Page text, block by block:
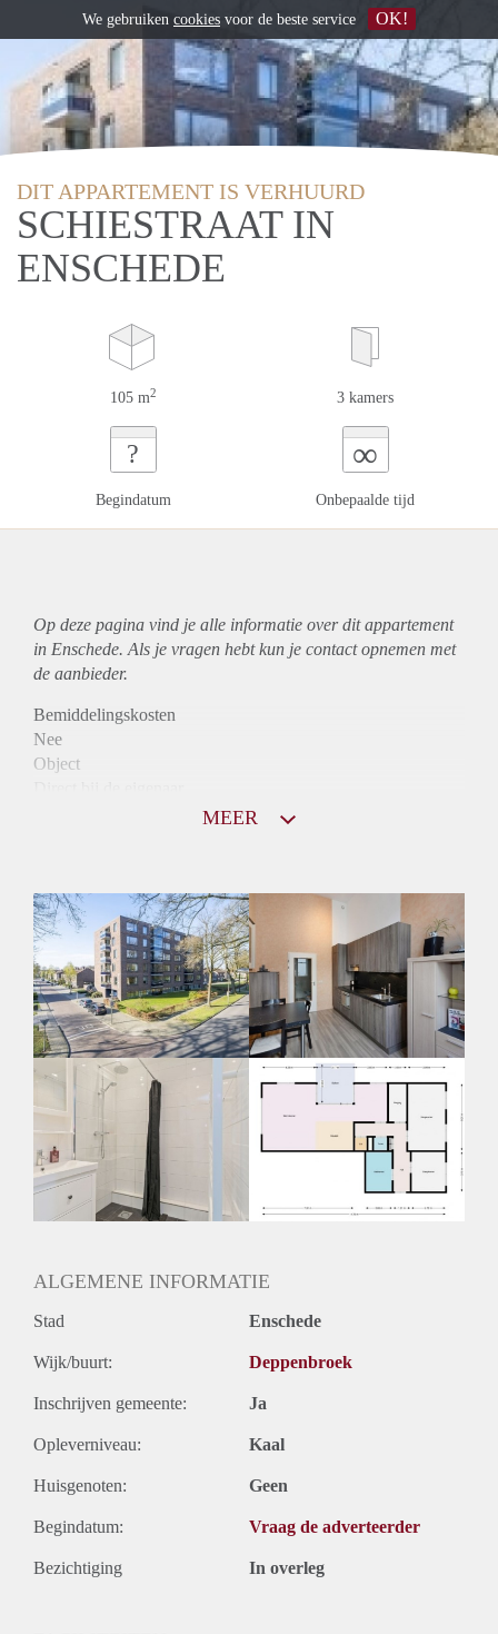
DIT APPARTEMENT IS VERHUURD
SCHIESTRAAT IN
ENSCHEDE
105 m2 3 kamers
?
Begindatum
∞
Onbepaalde tijd
Op deze pagina vind je alle informatie over ditappartement
in Enschede. Als je vragen hebt kun je contact opnemen met
de aanbieder.
Bemiddelingskosten
Nee
Object
Huurtoeslag
Niet mogelijk
Inkomen eis
3,0 X Maandhuur Bruto
Huurtermijn
Onbepaalde termijn
Oplevering
Kaal
MEER
ALGEMENE INFORMATIE
Stad Enschede
Wijk/buurt: Deppenbroek
Inschrijven gemeente: Ja
Opleverniveau: Kaal
Huisgenoten: Geen
Begindatum: Vraag de adverteerder
Bezichtiging In overleg
We gebruiken cookies voor de beste service OK!